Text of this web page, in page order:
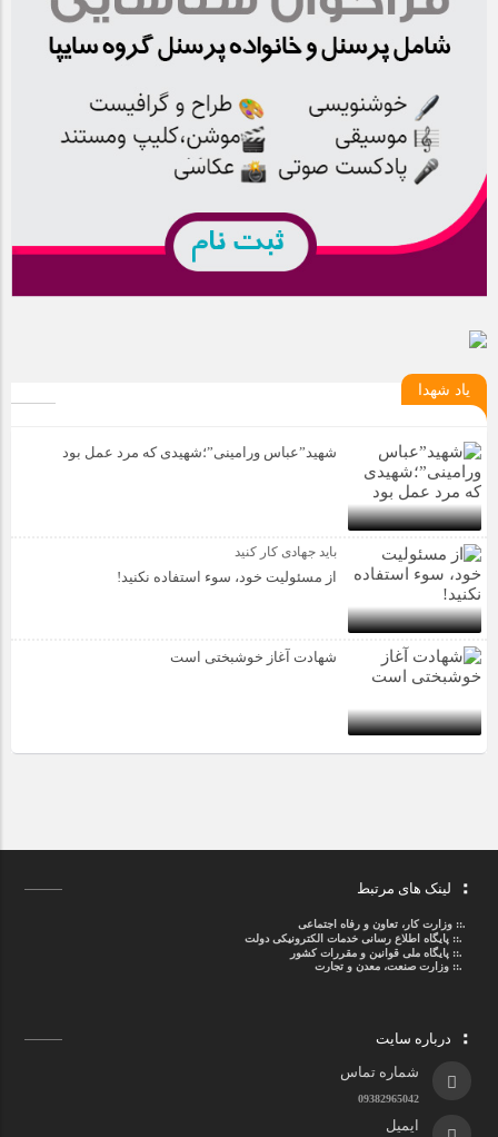
یاد شهدا
شهید”عباس ورامینی”؛شهیدی که مرد عمل بود
باید جهادی کار کنید
از مسئولیت خود، سوء استفاده نکنید!
شهادت آغاز خوشبختی است
لینک های مرتبط
.::وزارت کار، تعاون و رفاه اجتماعی
.::پایگاه اطلاع رسانی خدمات الکترونیکی دولت
.::پایگاه ملی قوانین و مقررات کشور
.:: وزارت صنعت، معدن و تجارت
درباره سایت
شماره تماس
09382965042
ایمیل